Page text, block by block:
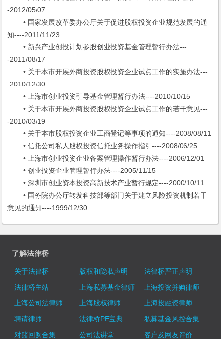
-2012/05/07
• 国家发展改革委办公厅关于促进股权投资企业规范发展的通
知----2011/11/23
• 新兴产业创投计划参股创业投资基金管理暂行办法---
-2011/08/17
• 关于本市开展外商投资股权投资企业试点工作的实施办法---
-2010/12/30
• 上海市创业投资引导基金管理暂行办法----2010/10/15
• 关于本市开展外商投资股权投资企业试点工作的若干意见---
-2010/03/19
• 关于本市股权投资企业工商登记等事项的通知----2008/08/11
• 信托公司私人股权投资信托业务操作指引----2008/06/25
• 上海市创业投资企业备案管理操作暂行办法----2006/12/01
• 创业投资企业管理暂行办法----2005/11/15
• 深圳市创业资本投资高新技术产业暂行规定----2000/10/11
• 国务院办公厅转发科技部等部门关于建立风险投资机制若干
意见的通知----1999/12/30
了解法律桥
关于法律桥 版权和隐私声明
法律桥严正声明
法律桥主站
上海私募基金律师
上海投资并购律师
上海公司法律师
上海股权律师
上海投融资律师
聘请律师
法律桥PE宝典
私募基金风控合集
对赌回购合集
公司法讲堂
客户及网友评价